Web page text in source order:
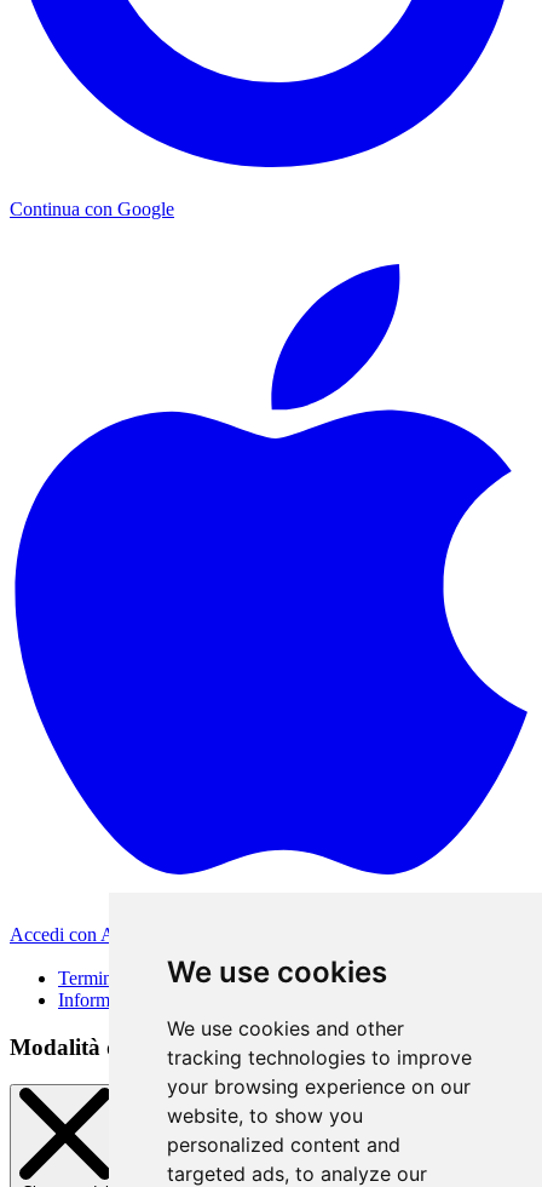
We use cookies
We use cookies and other
tracking technologies to improve
your browsing experience on our
website, to show you
personalized content and
targeted ads, to analyze our
Continua con Google
Accedi con Apple
Termini di Utilizzo
Informativa sulla privacy
Modalità di accesso